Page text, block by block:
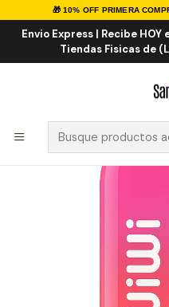
🎁 10% OFF PRIMERA
Envio Express | Recibe
Tiendas Fisicas de
Inicio VAPE
WiWi